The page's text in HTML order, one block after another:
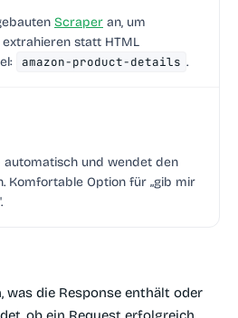
Scraper an, um
statt HTML
amazon-product-details .
und wendet den
Komfortable Option für „gib mir
was die Response enthält oder